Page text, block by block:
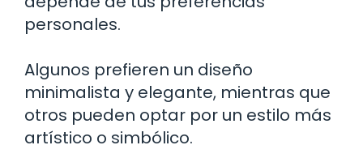
personales.
Algunos prefieren un diseño
minimalista y elegante, mientras que
otros pueden optar por un estilo más
artístico o simbólico.